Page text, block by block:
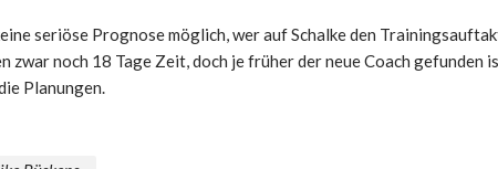
seriöse Prognose möglich, wer auf Schalke den
zwar noch 18 Tage Zeit, doch je früher der neue Coach gefunden
Planungen.